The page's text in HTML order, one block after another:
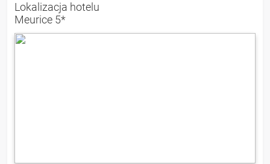
Lokalizacja hotelu
Meurice 5*